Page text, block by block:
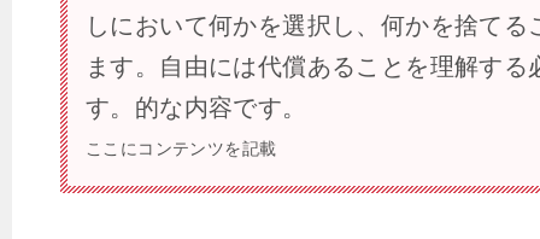
しにおいて何かを選択し、何かを捨てる
ます。自由には代償あることを理解する
す。的な内容です。
ここにコンテンツを記載